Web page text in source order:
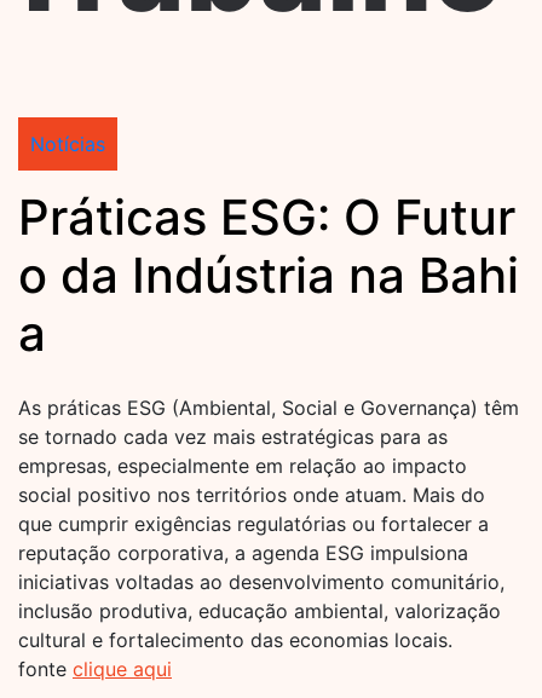
Notícias
Práticas ESG: O Futur
o da Indústria na Bahi
a
As práticas ESG (Ambiental, Social e Governança) têm
se tornado cada vez mais estratégicas para as
empresas, especialmente em relação ao impacto
social positivo nos territórios onde atuam. Mais do
que cumprir exigências regulatórias ou fortalecer a
reputação corporativa, a agenda ESG impulsiona
iniciativas voltadas ao desenvolvimento comunitário,
inclusão produtiva, educação ambiental, valorização
cultural e fortalecimento das economias locais.
fonte clique aqui